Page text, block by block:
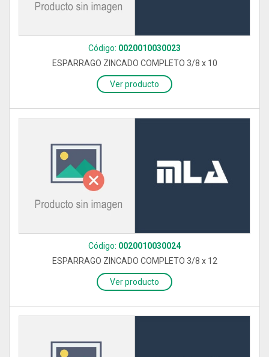
Código: 0020010030023
ESPARRAGO ZINCADO COMPLETO 3/8 x 10
Ver producto
Código: 0020010030024
ESPARRAGO ZINCADO COMPLETO 3/8 x 12
Ver producto